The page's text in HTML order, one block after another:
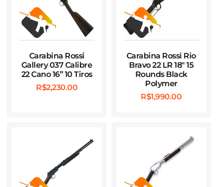
Carabina Rossi
Gallery 037 Calibre
22 Cano 16” 10 Tiros
R$2,230.00
Carabina Rossi Rio
Bravo 22 LR 18″ 15
Rounds Black
Polymer
R$1,990.00